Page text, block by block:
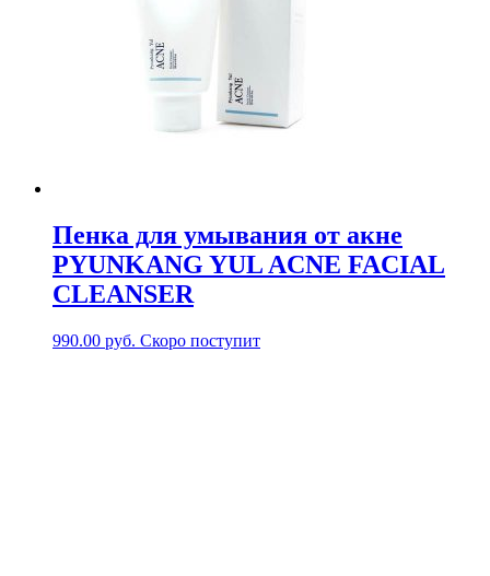
Пенка для умывания от акне
PYUNKANG YUL ACNE FACIAL
CLEANSER
990.00 руб. Скоро поступит